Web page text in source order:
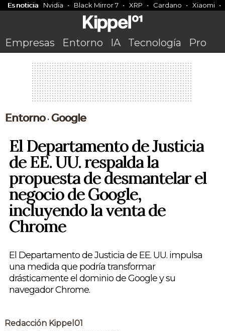
Es noticia Nvidia Black Mirror 7 XRP Cardano Xiaomi
Empresas Entorno IA Tecnología Pro
Entorno• Google
El Departamento de Justicia
de EE. UU. respalda la
propuesta de desmantelar el
negocio de Google,
incluyendo la venta de
Chrome
El Departamento de Justicia de EE. UU. impulsa
una medida que podría transformar
drásticamente el dominio de Google y su
navegador Chrome.
Redacción Kippel01